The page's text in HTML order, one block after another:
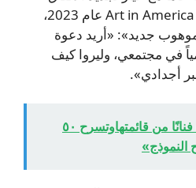
لاحقاً. وقال كاليـل لمجلة Art in America عام 2023،
جديد»: «أريد دعوة
في مجتمعي، وليروا كيف
أجدادي».
«بيس» تستبعد ٥٠ فنانًا من قائمتهاوتسرح ٥٠